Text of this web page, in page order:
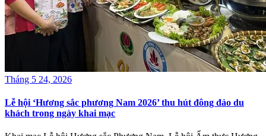
Tháng 5 24, 2026
Lễ hội ‘Hương sắc phương Nam 2026’ thu hút đông đảo du
khách trong ngày khai mạc